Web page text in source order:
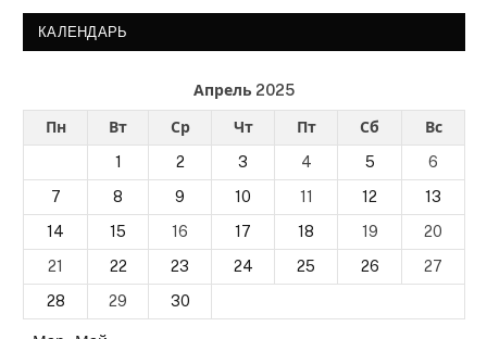
КАЛЕНДАРЬ
Апрель 2025
Пн Вт Ср Чт Пт Сб
Вс
1
2 3 4 5
6
7
8 9 10 11 12
13
14
15 16 17 18 19
20
21
22 23 24 25 26
27
28
29 30